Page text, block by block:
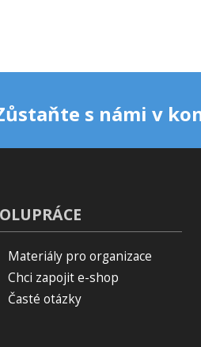
s námi v
Materiály pro organizace
Chci zapojit e-shop
Časté otázky